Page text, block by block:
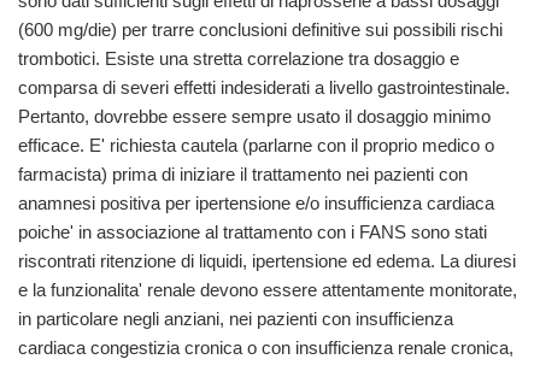
(600 mg/die) per trarre conclusioni definitive sui possibili rischi
trombotici. Esiste una stretta correlazione tra dosaggio e
comparsa di severi effetti indesiderati a livello gastrointestinale.
Pertanto, dovrebbe essere sempre usato il dosaggio minimo
efficace. E' richiesta cautela (parlarne con il proprio medico o
farmacista) prima di iniziare il trattamento nei pazienti con
anamnesi positiva per ipertensione e/o insufficienza cardiaca
poiche' in associazione al trattamento con i FANS sono stati
riscontrati ritenzione di liquidi, ipertensione ed edema. La diuresi
e la funzionalita' renale devono essere attentamente monitorate,
in particolare negli anziani, nei pazienti con insufficienza
cardiaca congestizia cronica o con insufficienza renale cronica,